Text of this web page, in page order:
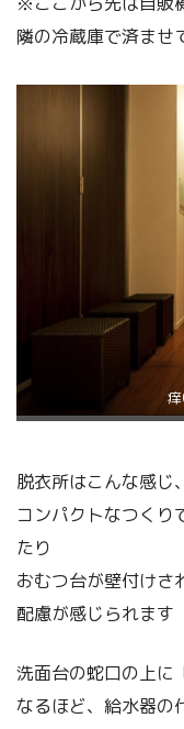
隣の冷蔵庫で済ませ
脱衣所はこんな感じ、
コンパクトなつくり
たり
おむつ台が壁付けさ
配慮が感じられます
洗面台の蛇口の上に
なるほど、給水器の